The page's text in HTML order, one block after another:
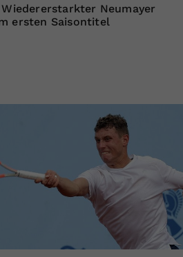
Wiedererstarkter Neumayer
ersten Saisontitel